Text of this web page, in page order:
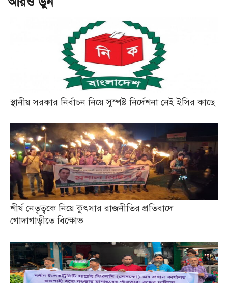
স্থানীয় সরকার নির্বাচন নিয়ে সুস্পষ্ট নির্দেশনা নেই ইসির কাছে
শীর্ষ নেতৃত্বকে নিয়ে কুৎসার রাজনীতির প্রতিবাদে
গোদাগাড়ীতে বিক্ষোভ